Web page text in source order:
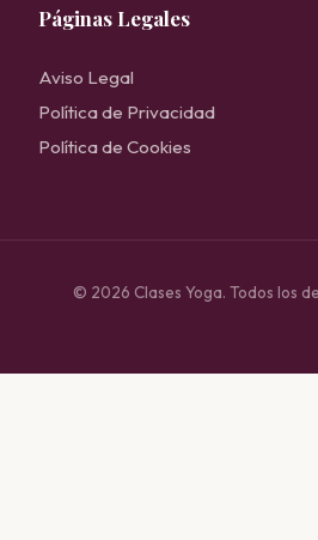
Páginas Legales
Aviso Legal
Política de Privacidad
Política de Cookies
© 2026 Clases Yoga. Todos los